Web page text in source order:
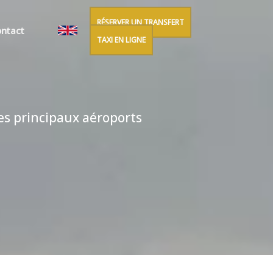
RÉSERVER UN TRANSFERT
TAXI EN LIGNE
principaux aéroports